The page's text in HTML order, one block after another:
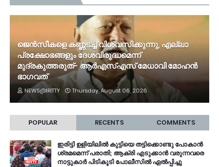
ജെൻസീകളെ കണ്ണടച്ച് വിശ്വസിക്കുന്നു, എല്ലാ
പ്രക്ഷോഭങ്ങളും ദേശവിരുദ്ധമെന്ന്
മുദ്രകുത്തരുത്- ആർഎസ്എസ് മേധാവി മോഹൻ
ഭാ​ഗവത്
NEWS@IRITTY Thursday, August 06, 2026
POPULAR RECENTS COMMENTS
ഇരിട്ടി ഉളിയിലിൽ കുട്ടിയെ തട്ടിക്കൊണ്ടു പോകാൻ
ശ്രമമെന്ന് പരാതി; ആക്രി എടുക്കാൻ വരുന്നവരെ
നാട്ടുകാർ പിടികൂടി പോലീസിൽ ഏൽപ്പിച്ചു